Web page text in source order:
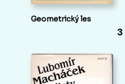
Geometrický les
3